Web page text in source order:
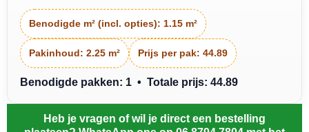
Benodigde m² (incl. opties): 1.15 m²
Pakinhoud: 2.25 m² Prijs per pak: 44.89
Benodigde pakken: 1 • Totale prijs: 44.89
Heb je vragen of wil je direct een bestelling